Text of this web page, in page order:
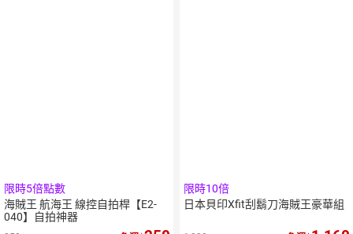
限時5倍點數
海賊王 航海王 線控自拍桿【E2-
040】自拍神器
限時10倍
日本貝印Xfit刮鬍刀海賊王豪華組